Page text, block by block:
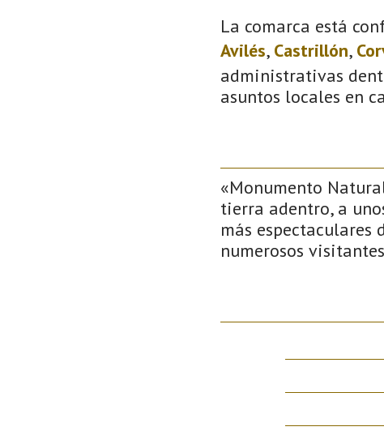
La comarca está
Avilés, Castrillón,
administrativas
asuntos locales en
«Monumento
tierra adentro, a
más espectaculares
numerosos